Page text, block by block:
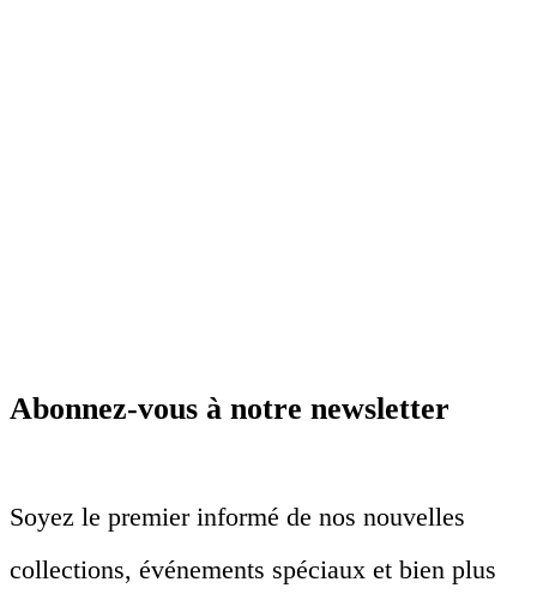
Abonnez-vous à notre newsletter
Soyez le premier informé de nos nouvelles
collections, événements spéciaux et bien plus